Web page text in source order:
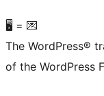
🖥 = 💌
The WordPress®
of the WordPress